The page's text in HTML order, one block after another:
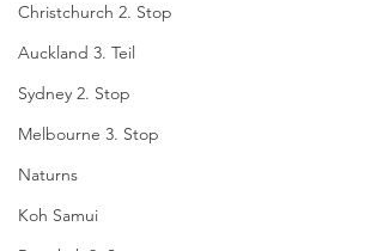
Christchurch 2. Stop
Auckland 3. Teil
Sydney 2. Stop
Melbourne 3. Stop
Naturns
Koh Samui